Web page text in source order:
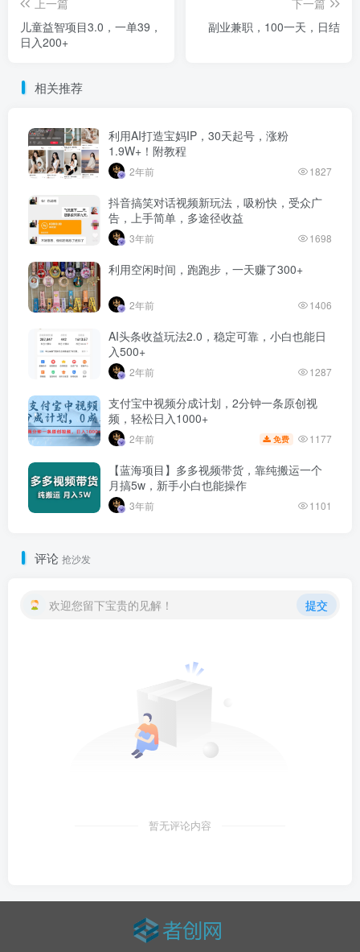
上一篇
儿童益智项目3.0，一单39，
日入200+
下一篇
副业兼职，100一天，日结
相关推荐
利用AI打造宝妈IP，30天起号，涨粉
1.9W+！附教程
2年前 1827
抖音搞笑对话视频新玩法，吸粉快，受众广
告，上手简单，多途径收益
3年前 1698
利用空闲时间，跑跑步，一天赚了300+
2年前 1406
AI头条收益玩法2.0，稳定可靠，小白也能日
入500+
2年前 1287
支付宝中视频分成计划，2分钟一条原创视
频，轻松日入1000+
2年前 免费 1177
【蓝海项目】多多视频带货，靠纯搬运一个
月搞5w，新手小白也能操作
3年前 1101
评论 抢沙发
欢迎您留下宝贵的见解！ 提交
暂无评论内容